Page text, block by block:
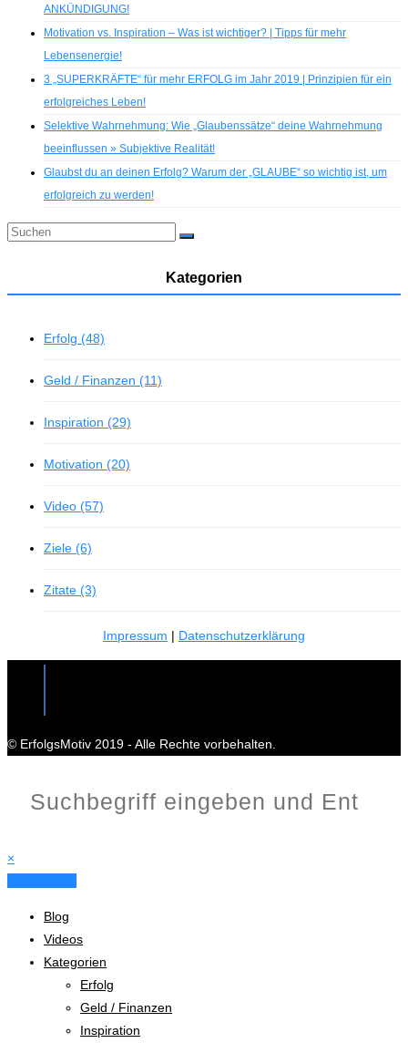
ANKÜNDIGUNG!
Motivation vs. Inspiration – Was ist wichtiger? | Tipps für mehr
Lebensenergie!
3 „SUPERKRÄFTE“ für mehr ERFOLG im Jahr 2019 | Prinzipien für ein
erfolgreiches Leben!
Selektive Wahrnehmung: Wie „Glaubenssätze“ deine Wahrnehmung
beeinflussen » Subjektive Realität!
Glaubst du an deinen Erfolg? Warum der „GLAUBE“ so wichtig ist, um
erfolgreich zu werden!
Kategorien
Erfolg (48)
Geld / Finanzen (11)
Inspiration (29)
Motivation (20)
Video (57)
Ziele (6)
Zitate (3)
Impressum | Datenschutzerklärung
© ErfolgsMotiv 2019 - Alle Rechte vorbehalten.
×
Blog
Videos
Kategorien
Erfolg
Geld / Finanzen
Inspiration